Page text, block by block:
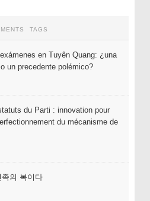
TAGS
en Tuyên Quang: ¿una
un precedente polémico?
du Parti : innovation pour
du mécanisme de
의 복이다